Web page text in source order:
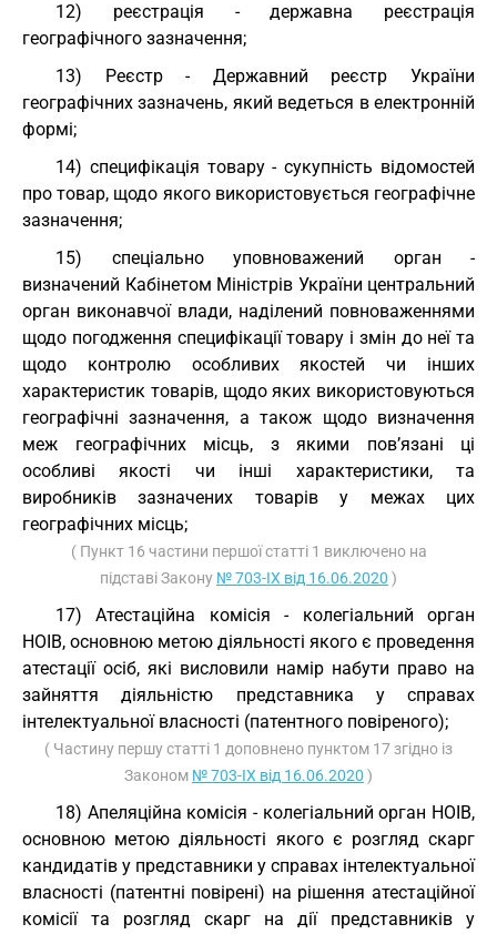
12) реєстрація - державна реєстрація
географічного зазначення;
13) Реєстр - Державний реєстр України
географічних зазначень, який ведеться в електронній
формі;
14) специфікація товару - сукупність відомостей
про товар, щодо якого використовується географічне
зазначення;
15) спеціально уповноважений орган -
визначений Кабінетом Міністрів України центральний
орган виконавчої влади, наділений повноваженнями
щодо погодження специфікації товару і змін до неї та
щодо контролю особливих якостей чи інших
характеристик товарів, щодо яких використовуються
географічні зазначення, а також щодо визначення
меж географічних місць, з якими пов’язані ці
особливі якості чи інші характеристики, та
виробників зазначених товарів у межах цих
географічних місць;
( Пункт 16 частини першої статті 1 виключено на
підставі Закону № 703-IX від 16.06.2020 )
17) Атестаційна комісія - колегіальний орган
НОІВ, основною метою діяльності якого є проведення
атестації осіб, які висловили намір набути право на
зайняття діяльністю представника у справах
інтелектуальної власності (патентного повіреного);
( Частину першу статті 1 доповнено пунктом 17 згідно із
Законом № 703-IX від 16.06.2020 )
18) Апеляційна комісія - колегіальний орган НОІВ,
основною метою діяльності якого є розгляд скарг
кандидатів у представники у справах інтелектуальної
власності (патентні повірені) на рішення атестаційної
комісії та розгляд скарг на дії представників у